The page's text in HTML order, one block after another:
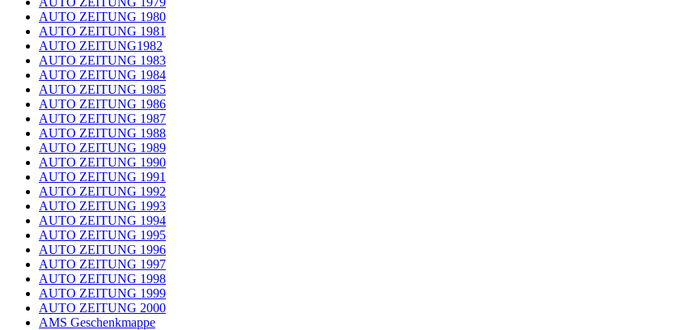
AUTO ZEITUNG 1980
AUTO ZEITUNG 1981
AUTO ZEITUNG1982
AUTO ZEITUNG 1983
AUTO ZEITUNG 1984
AUTO ZEITUNG 1985
AUTO ZEITUNG 1986
AUTO ZEITUNG 1987
AUTO ZEITUNG 1988
AUTO ZEITUNG 1989
AUTO ZEITUNG 1990
AUTO ZEITUNG 1991
AUTO ZEITUNG 1992
AUTO ZEITUNG 1993
AUTO ZEITUNG 1994
AUTO ZEITUNG 1995
AUTO ZEITUNG 1996
AUTO ZEITUNG 1997
AUTO ZEITUNG 1998
AUTO ZEITUNG 1999
AUTO ZEITUNG 2000
AMS Geschenkmappe